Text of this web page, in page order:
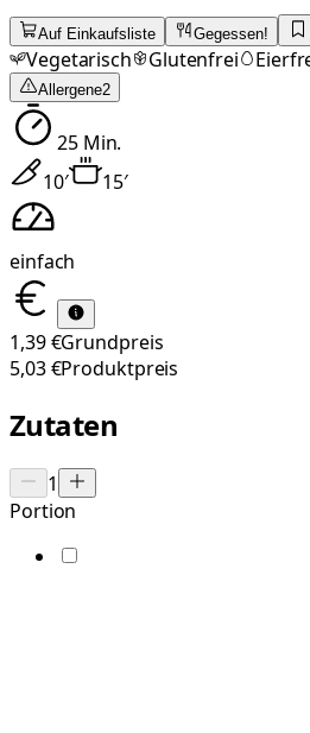
Auf Einkaufsliste Gegessen!
Vegetarisch Glutenfrei
Allergene2
25Min.
10′ 15′
einfach
1,39 €Grundpreis
5,03 €Produktpreis
Zutaten
1
Portion